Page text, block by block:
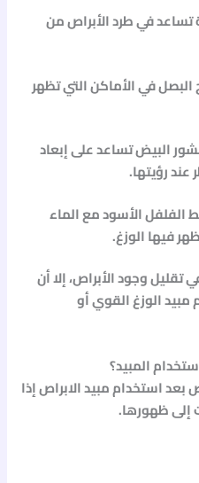
تساعد في طرد الأبراص من
في الأماكن التي تظهر
البيض تساعد على إبعاد
عند رؤيتها.
الفلفل الأسود مع الماء
فيها الوزغ.
وجود الأبراص، إلا أن
مبيد الوزغالقوي أو
المبيد؟
بعد استخداممبيد الابراصإذا
إلى ظهورها.